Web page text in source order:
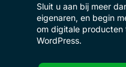
Sluit u aan bij meer
eigenaren, en begin
om digitale
WordPress.